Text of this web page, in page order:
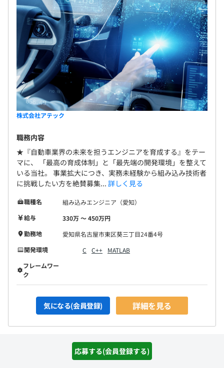
応募する(会員登録する)
株式会社アテック
職務内容
★『自動車業界の未来を担うエンジニアを育成する』をテー
マに、 「最高の育成体制」と「最先端の開発環境」を整えて
いる当社。 事業拡大につき、実務未経験から組み込み技術者
に挑戦したい方を絶賛募集... 詳しく見る
職種名
組み込みエンジニア（愛知）
給与
330万 〜 450万円
勤務地
愛知県名古屋市東区葵三丁目24番4号
開発環境
C C++
MATLAB
フレームワー
ク
気になる(会員登録) 詳細を見る
求人特集：人気のテーマ別に求人をご紹介